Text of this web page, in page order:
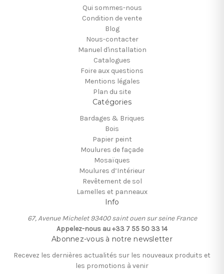
Qui sommes-nous
Condition de vente
Blog
Nous-contacter
Manuel d'installation
Catalogues
Foire aux questions
Mentions légales
Plan du site
Catégories
Bardages & Briques
Bois
Papier peint
Moulures de façade
Mosaïques
Moulures d’Intérieur
Revêtement de sol
Lamelles et panneaux
Info
67, Avenue Michelet 93400 saint ouen sur seine France
Appelez-nous au +33 7 55 50 33 14
Abonnez-vous à notre newsletter
Recevez les dernières actualités sur les nouveaux produits et
les promotions à venir